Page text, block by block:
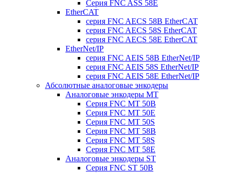
Серия FNC ASS 58E
EtherCAT
серия FNC AECS 58B EtherCAT
серия FNC AECS 58S EtherCAT
серия FNC AECS 58E EtherCAT
EtherNet/IP
серия FNC AEIS 58B EtherNet/IP
серия FNC AEIS 58S EtherNet/IP
серия FNC AEIS 58E EtherNet/IP
Абсолютные аналоговые энкодеры
Аналоговые энкодеры MT
Серия FNC MT 50B
Серия FNC MT 50E
Серия FNC MT 50S
Серия FNC MT 58B
Серия FNC MT 58S
Серия FNC MT 58E
Аналоговые энкодеры ST
Серия FNC ST 50B